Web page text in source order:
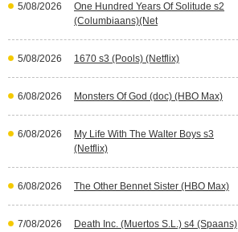
5/08/2026
One Hundred Years Of Solitude s2
(Columbiaans)(Net
5/08/2026 1670 s3 (Pools) (Netflix)
6/08/2026 Monsters Of God (doc) (HBO Max)
6/08/2026
My Life With The Walter Boys s3
(Netflix)
6/08/2026 The Other Bennet Sister (HBO Max)
7/08/2026
Death Inc. (Muertos S.L.) s4 (Spaans)